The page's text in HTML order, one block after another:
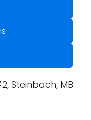
Steinbach, MB